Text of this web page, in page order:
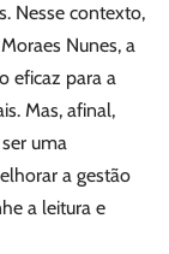
Nesse contexto,
Nunes, a
eficaz para a
Mas, afinal,
uma
a gestão
a leitura e